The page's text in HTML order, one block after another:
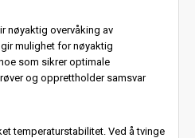
nøyaktig overvåking av
mulighet for nøyaktig
som sikrer optimale
og opprettholder samsvar
temperaturstabilitet. Ved å tvinge